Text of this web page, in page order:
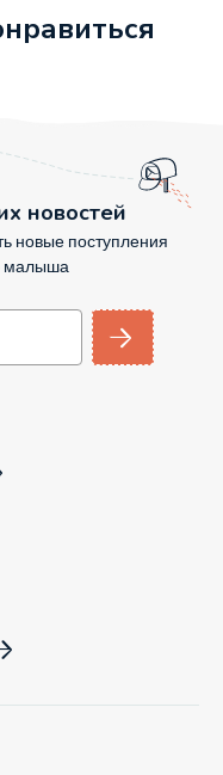
новостей
новые поступления
малыша